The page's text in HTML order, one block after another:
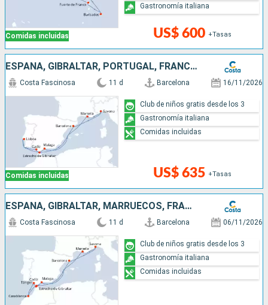
Comidas incluidas US$ 600 +Tasas
Gastronomía italiana
ESPAÑA, GIBRALTAR, PORTUGAL, FRANCIA, ITALIA
Comidas incluidas
Costa Fascinosa 11 d Barcelona 16/11/2026
US$ 635 +Tasas
Club de niños gratis desde los 3
Gastronomía italiana
Comidas incluidas
ESPAÑA, GIBRALTAR, MARRUECOS, FRANCIA, ITALIA
Costa Fascinosa 11 d Barcelona 06/11/2026
Club de niños gratis desde los 3
Gastronomía italiana
Comidas incluidas